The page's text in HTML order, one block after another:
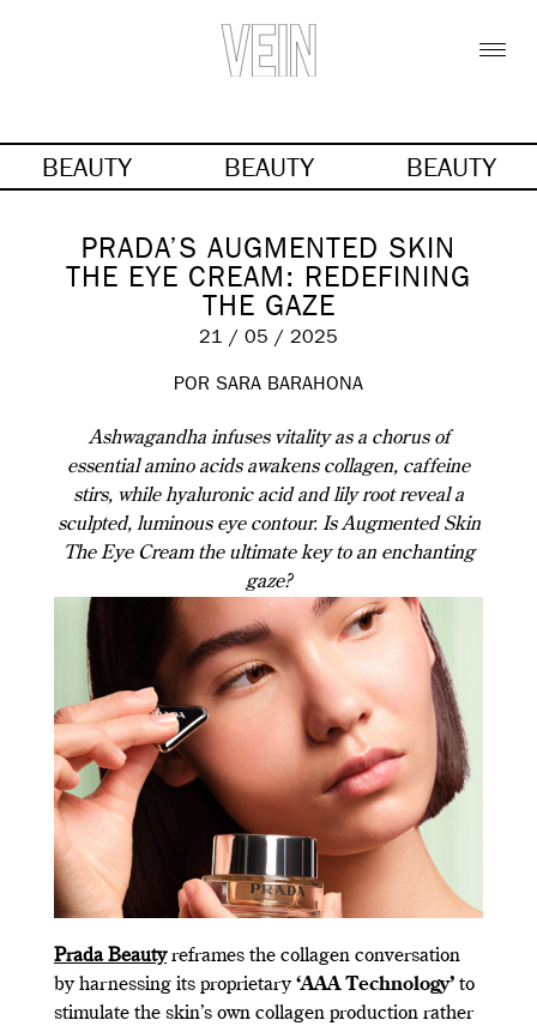
BEAUTY BEAUTY BEAUTY
PRADA’S AUGMENTED SKIN
THE EYE CREAM: REDEFINING
THE GAZE
21 / 05 / 2025
POR SARA BARAHONA
Ashwagandha infuses vitality as a chorus of
essential amino acids awakens collagen, caffeine
stirs, while hyaluronic acid and lily root reveal a
sculpted, luminous eye contour. Is Augmented Skin
The Eye Cream the ultimate key to an enchanting
gaze?
Prada Beautyreframes the collagen conversation
by harnessing its proprietary‘AAA Technology’ to
stimulate the skin’s own collagen production rather